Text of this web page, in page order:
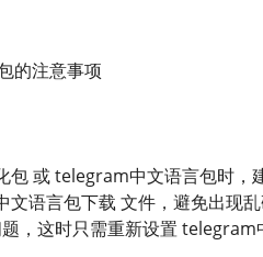
的注意事项
或 telegram中文语言包时，
语言包下载 文件，避免出现
，这时只需重新设置 telegram